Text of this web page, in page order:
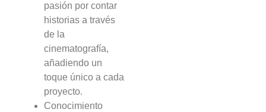
pasión por contar
historias a través
de la
cinematografía,
añadiendo un
toque único a cada
proyecto.
Conocimiento